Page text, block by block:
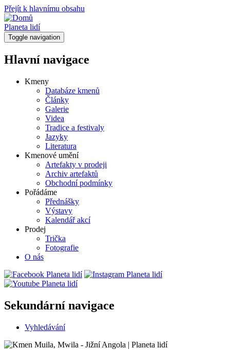
Přejít k hlavnímu obsahu
Planeta lidí
Toggle navigation
Hlavní navigace
Kmeny
Databáze kmenů
Články
Galerie
Videa
Tradice a festivaly
Jazyky
Literatura
Kmenové umění
Artefakty v prodeji
Archiv artefaktů
Obchodní podmínky
Pořádáme
Přednášky
Výstavy
Kalendář akcí
Prodej
Trička
Fotografie
O nás
Sekundární navigace
Vyhledávání